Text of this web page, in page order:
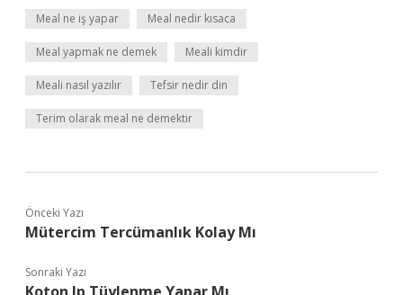
Meal ne iş yapar Meal nedir kısaca
Meal yapmak ne demek Meali kimdir
Meali nasıl yazılır Tefsir nedir din
Terim olarak meal ne demektir
Önceki Yazı
Mütercim Tercümanlık Kolay Mı
Sonraki Yazı